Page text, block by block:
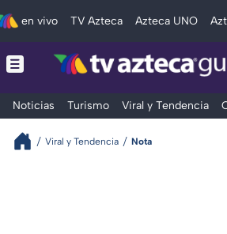
en vivo TV Azteca Azteca UNO
Noticias Turismo Viral y Tendencia
Viral y Tendencia Nota